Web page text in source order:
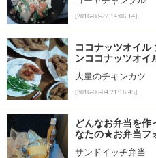
[2016-08-27 14:06:14]
ココナッツオイル
ンココナッツオイ
大量のチキンカツ
[2016-06-04 21:16:45]
どんなお弁当を作
なたの★お弁当フ
サンドイッチ弁当